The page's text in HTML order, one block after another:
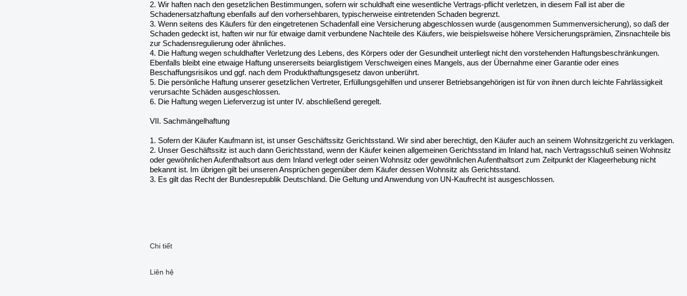
2. Wir haften nach den gesetzlichen Bestimmungen, sofern wir schuldhaft eine wesentliche Vertrags-pflicht verletzen, in diesem Fall ist aber die
Schadenersatzhaftung ebenfalls auf den vorhersehbaren, typischerweise eintretenden Schaden begrenzt.
3. Wenn seitens des Käufers für den eingetretenen Schadenfall eine Versicherung abgeschlossen wurde (ausgenommen Summenversicherung), so daß der
Schaden gedeckt ist, haften wir nur für etwaige damit verbundene Nachteile des Käufers, wie beispielsweise höhere Versicherungsprämien, Zinsnachteile bis
zur Schadensregulierung oder ähnliches.
4. Die Haftung wegen schuldhafter Verletzung des Lebens, des Körpers oder der Gesundheit unterliegt nicht den vorstehenden Haftungsbeschränkungen.
Ebenfalls bleibt eine etwaige Haftung unsererseits beiarglistigem Verschweigen eines Mangels, aus der Übernahme einer Garantie oder eines
Beschaffungsrisikos und ggf. nach dem Produkthaftungsgesetz davon unberührt.
5. Die persönliche Haftung unserer gesetzlichen Vertreter, Erfüllungsgehilfen und unserer Betriebsangehörigen ist für von ihnen durch leichte Fahrlässigkeit
verursachte Schäden ausgeschlossen.
6. Die Haftung wegen Lieferverzug ist unter IV. abschließend geregelt.
VII. Sachmängelhaftung
1. Sofern der Käufer Kaufmann ist, ist unser Geschäftssitz Gerichtsstand. Wir sind aber berechtigt, den Käufer auch an seinem Wohnsitzgericht zu verklagen.
2. Unser Geschäftssitz ist auch dann Gerichtsstand, wenn der Käufer keinen allgemeinen Gerichtsstand im Inland hat, nach Vertragsschluß seinen Wohnsitz
oder gewöhnlichen Aufenthaltsort aus dem Inland verlegt oder seinen Wohnsitz oder gewöhnlichen Aufenthaltsort zum Zeitpunkt der Klageerhebung nicht
bekannt ist. Im übrigen gilt bei unseren Ansprüchen gegenüber dem Käufer dessen Wohnsitz als Gerichtsstand.
3. Es gilt das Recht der Bundesrepublik Deutschland. Die Geltung und Anwendung von UN-Kaufrecht ist ausgeschlossen.
Chi tiết
Liên hệ